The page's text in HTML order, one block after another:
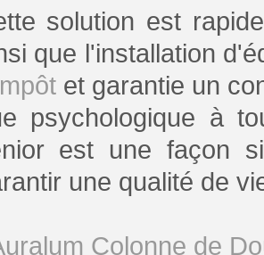
solution est
que l'installation
et garantie un
psychologique à
est une façon
une qualité de